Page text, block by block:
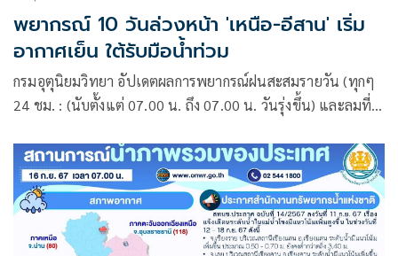
พยากรณ์ 10 วันล่วงหน้า 'เหนือ-อีสาน' เริ่ม
อากาศเย็น ใต้รับมือน้ำท่วม
กรมอุตุนิยมวิทยา อัปเดตผลการพยากรณ์ฝนสะสมรายวัน (ทุกๆ
24 ชม. : (นับตั้งแต่ 07.00 น. ถึง 07.00 น. วันรุ่งขึ้น) และลมที่
67